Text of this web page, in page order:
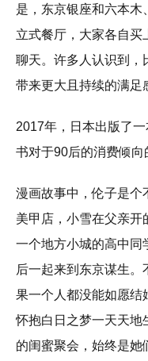
是，东京银座和六本木
立式餐厅，大家各自买
聊天。许多人认识到，
带来更大且持续的满足
2017年，日本出版了
书对于90后的消费倾向
漫画故事中，伦子是个
美甲店，小雪在父亲开
一个地方小城的高中同
后一起来到东京谋生
果一个人都没能如愿结
怀抱白日之梦一天天地
的闺蜜聚会，始终是她